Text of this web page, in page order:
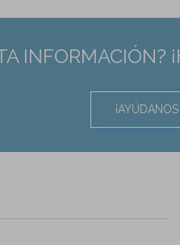
INFORMACIÓN?